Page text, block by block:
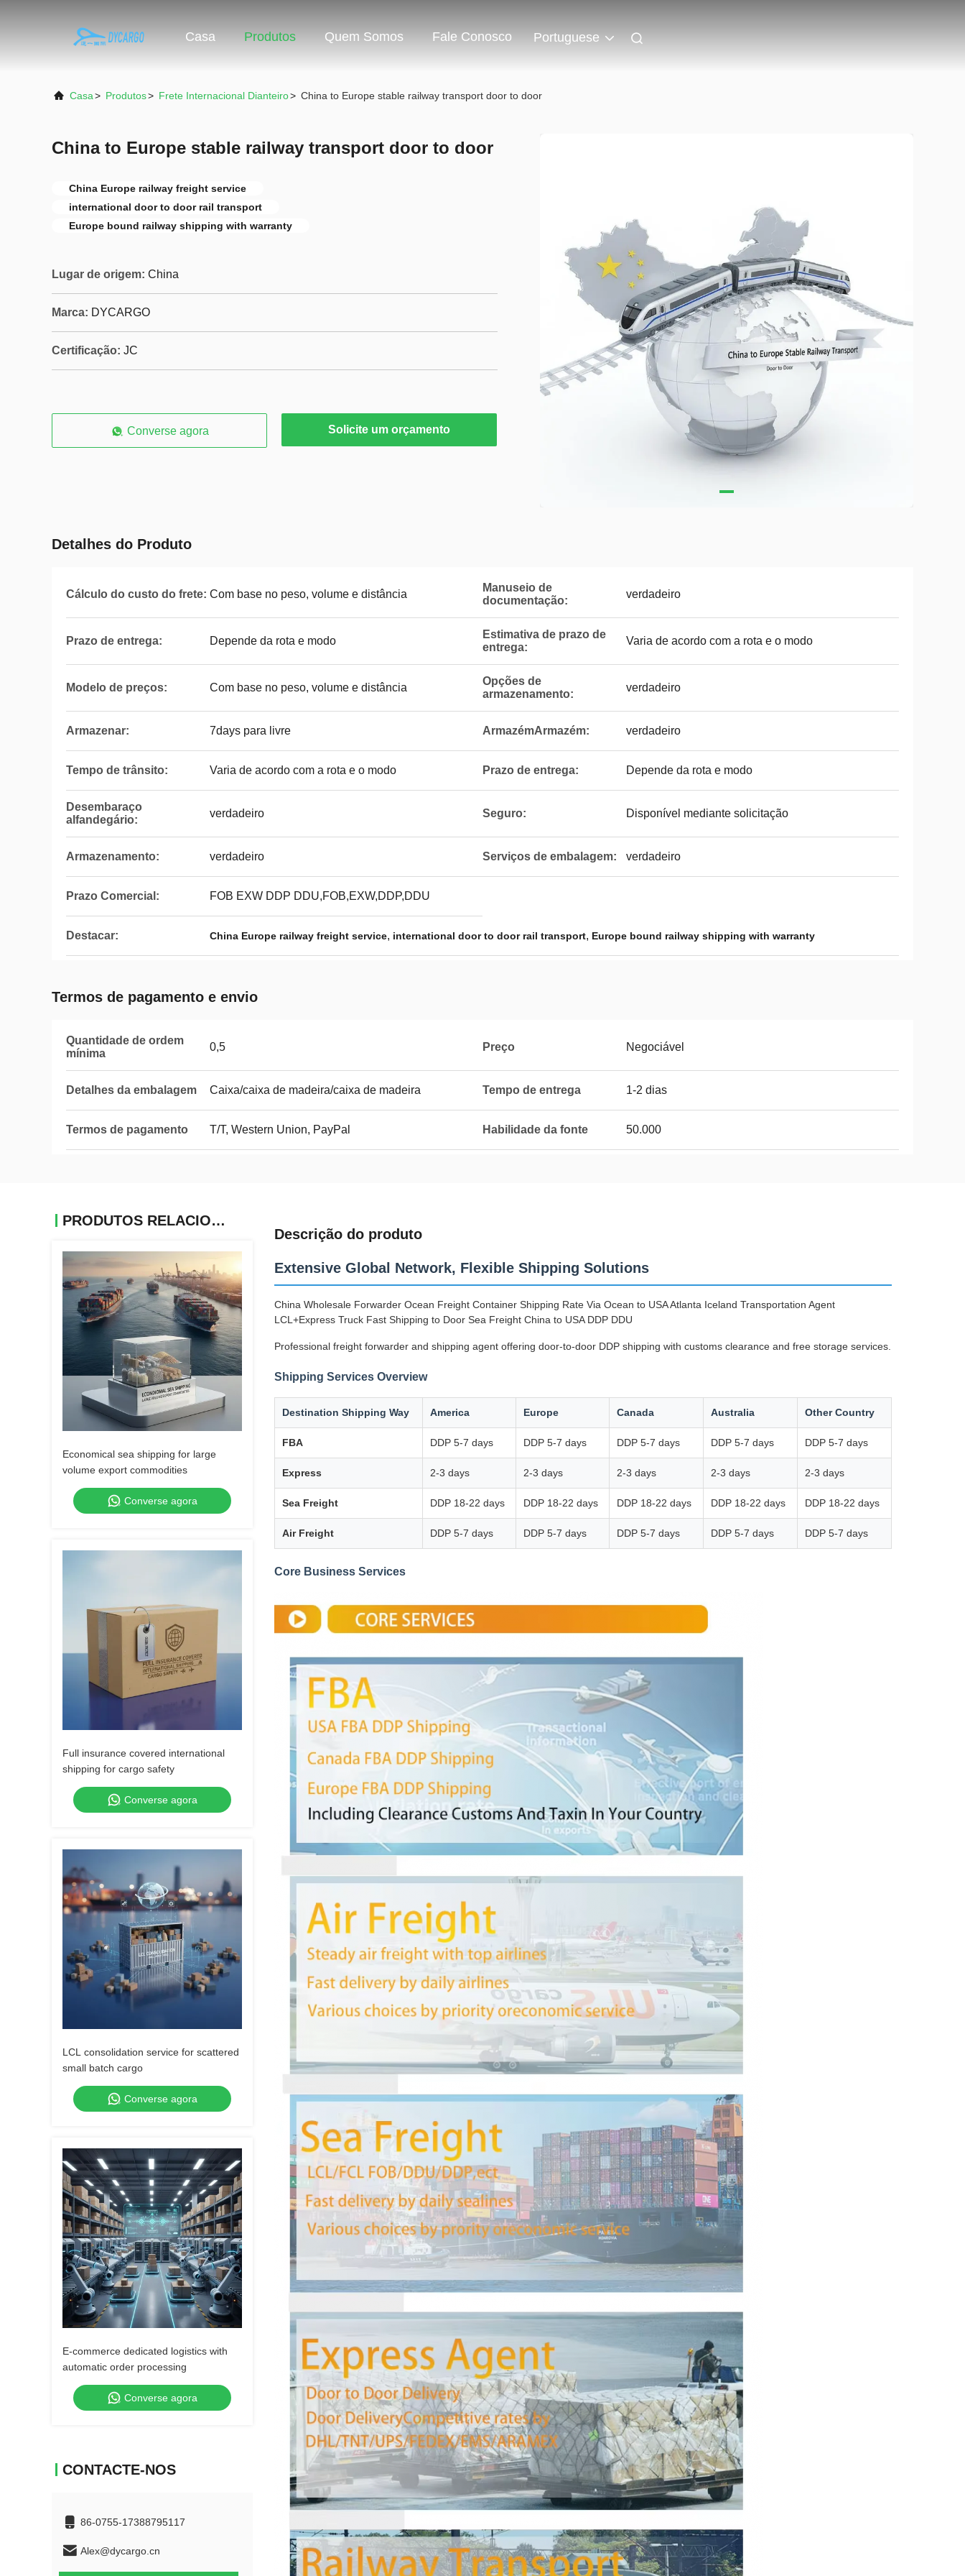
Casa Produtos Quem Somos Fale Conosco Portuguese
Casa> Produtos> Frete Internacional Dianteiro> China to Europe stable railway transport door to door
China to Europe stable railway transport door to door
China Europe railway freight service
international door to door rail transport
Europe bound railway shipping with warranty
Lugar de origem: China
Marca: DYCARGO
Certificação: JC
Converse agora Solicite um orçamento
Detalhes do Produto
Cálculo do custo do frete: Com base no peso, volume e distância
Manuseio de
documentação:
verdadeiro
Prazo de entrega: Depende da rota e modo
Estimativa de prazo de
entrega:
Varia de acordo com a rota e o modo
Modelo de preços: Com base no peso, volume e distância
Opções de
armazenamento:
verdadeiro
Armazenar: 7days para livre ArmazémArmazém: verdadeiro
Tempo de trânsito: Varia de acordo com a rota e o modo Prazo de entrega: Depende da rota e modo
Desembaraço
alfandegário:
verdadeiro Seguro: Disponível mediante solicitação
Armazenamento: verdadeiro Serviços de embalagem: verdadeiro
Prazo Comercial: FOB EXW DDP DDU,FOB,EXW,DDP,DDU
Destacar: China Europe railway freight service, international door to door rail transport, Europe bound railway shipping with warranty
Termos de pagamento e envio
Quantidade de ordem
mínima
0,5 Preço Negociável
Detalhes da embalagem Caixa/caixa de madeira/caixa de madeira Tempo de entrega 1-2 dias
Termos de pagamento T/T, Western Union, PayPal Habilidade da fonte 50.000
PRODUTOS RELACIONADOS
Economical sea shipping for large
volume export commodities
Converse agora
Full insurance covered international
shipping for cargo safety
Converse agora
LCL consolidation service for scattered
small batch cargo
Converse agora
E-commerce dedicated logistics with
automatic order processing
Converse agora
CONTACTE-NOS
86-0755-17388795117
Alex@dycargo.cn
Descrição do produto
Extensive Global Network, Flexible Shipping Solutions
China Wholesale Forwarder Ocean Freight Container Shipping Rate Via Ocean to USA Atlanta Iceland Transportation Agent
LCL+Express Truck Fast Shipping to Door Sea Freight China to USA DDP DDU
Professional freight forwarder and shipping agent offering door-to-door DDP shipping with customs clearance and free storage services.
Shipping Services Overview
Destination Shipping Way America Europe Canada Australia Other Country
FBA DDP 5-7 days DDP 5-7 days DDP 5-7 days DDP 5-7 days DDP 5-7 days
Express 2-3 days 2-3 days 2-3 days 2-3 days 2-3 days
Sea Freight DDP 18-22 days DDP 18-22 days DDP 18-22 days DDP 18-22 days DDP 18-22 days
Air Freight DDP 5-7 days DDP 5-7 days DDP 5-7 days DDP 5-7 days DDP 5-7 days
Core Business Services